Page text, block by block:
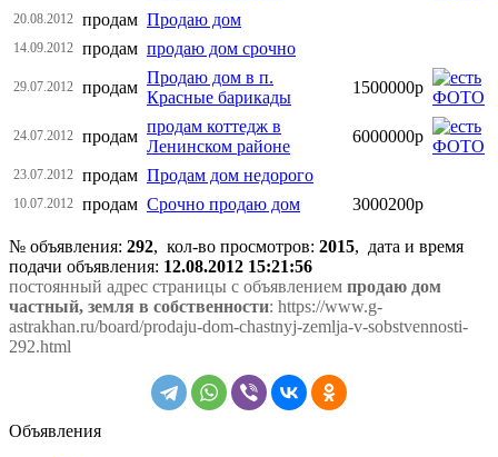
20.08.2012 продам Продаю дом
14.09.2012 продам продаю дом срочно
29.07.2012 продам
Продаю дом в п.
Красные барикады
1500000р
24.07.2012 продам
продам коттедж в
Ленинском районе
6000000р
23.07.2012 продам Продам дом недорого
10.07.2012 продам Срочно продаю дом 3000200р
№ объявления: 292, кол-во просмотров: 2015, дата и время
подачи объявления: 12.08.2012 15:21:56
постоянный адрес страницы с объявлением продаю дом
частный, земля в собственности: https://www.g-
astrakhan.ru/board/prodaju-dom-chastnyj-zemlja-v-sobstvennosti-
292.html
Объявления